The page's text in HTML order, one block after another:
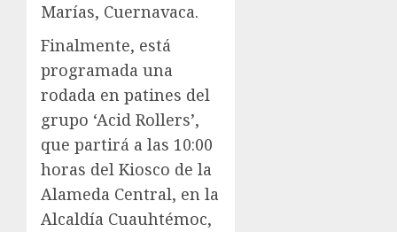
Marías, Cuernavaca.
Finalmente, está
programada una
rodada en patines del
grupo ‘Acid Rollers’,
que partirá a las 10:00
horas del Kiosco de la
Alameda Central, en la
Alcaldía Cuauhtémoc,